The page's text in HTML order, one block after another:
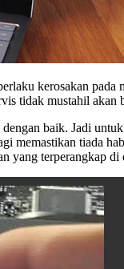
kerosakan
tidak mustahil akan
baik. Jadi
tiada
yang terperangkap di